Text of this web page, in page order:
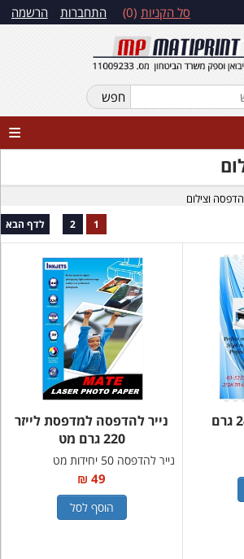
התחברות הרשמה סל הקניות 0
הדפסה וצילום
1
2 לדף הבא
נייר להדפסה למדפסת לייזר
220 גרם מט
נייר להדפסה 50 יחידות מט
49 ₪
הוסף לסל